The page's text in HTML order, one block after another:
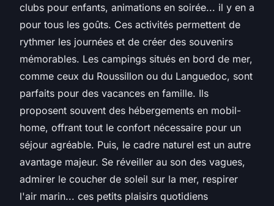
clubs pour enfants, animations en soirée... il y en a
pour tous les goûts. Ces activités permettent de
rythmer les journées et de créer des souvenirs
mémorables. Les campings situés en bord de mer,
comme ceux du Roussillon ou du Languedoc, sont
parfaits pour des vacances en famille. Ils
proposent souvent des hébergements en mobil-
home, offrant tout le confort nécessaire pour un
séjour agréable. Puis, le cadre naturel est un autre
avantage majeur. Se réveiller au son des vagues,
admirer le coucher de soleil sur la mer, respirer
l'air marin... ces petits plaisirs quotidiens